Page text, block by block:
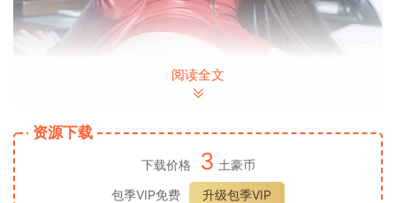
阅读全文
资源下载
下载价格 3 土豪币
包季VIP免费
升级包季VIP